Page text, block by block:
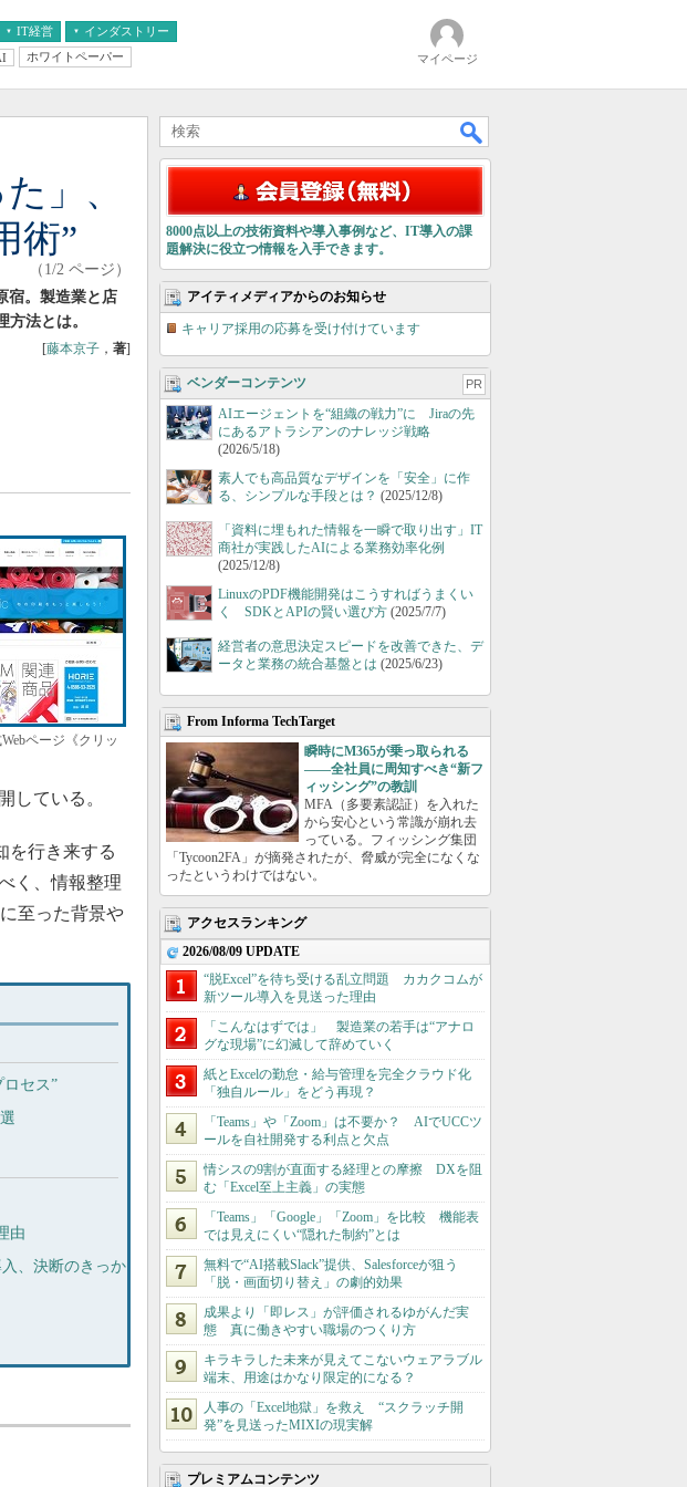
IT経営 インダストリー
ホワイトペーパー マイページ
」、
術”
（1/2 ページ）
宿。製造業と店
法とは。
[藤本京子 ， 著]
ページ《クリッ
している。
を行き来する
く、情報整理
至った背景や
ロセス”
由
、決断のきっか
8000点以上の技術資料や導入事例など、IT導入の課
題解決に役立つ情報を入手できます。
アイティメディアからのお知らせ
キャリア採用の応募を受け付けています
ベンダーコンテンツ PR
AIエージェントを“組織の戦力”に Jiraの先
にあるアトラシアンのナレッジ戦略
(2026/5/18)
素人でも高品質なデザインを「安全」に作
る、シンプルな手段とは？ (2025/12/8)
「資料に埋もれた情報を一瞬で取り出す」IT
商社が実践したAIによる業務効率化例
(2025/12/8)
LinuxのPDF機能開発はこうすればうまくい
く SDKとAPIの賢い選び方 (2025/7/7)
経営者の意思決定スピードを改善できた、デ
ータと業務の統合基盤とは (2025/6/23)
From Informa TechTarget
瞬時にM365が乗っ取られる
――全社員に周知すべき“新フ
ィッシング”の教訓
MFA（多要素認証）を入れた
から安心という常識が崩れ去
っている。フィッシング集団
「Tycoon2FA」が摘発されたが、脅威が完全になくな
ったというわけではない。
アクセスランキング
2026/08/09 UPDATE
“脱Excel”を待ち受ける乱立問題 カカクコムが
新ツール導入を見送った理由
「こんなはずでは」 製造業の若手は“アナロ
グな現場”に幻滅して辞めていく
紙とExcelの勤怠・給与管理を完全クラウド化
「独自ルール」をどう再現？
「Teams」や「Zoom」は不要か？ AIでUCCツ
ールを自社開発する利点と欠点
情シスの9割が直面する経理との摩擦 DXを阻
む「Excel至上主義」の実態
「Teams」「Google」「Zoom」を比較 機能表
では見えにくい“隠れた制約”とは
無料で“AI搭載Slack”提供、Salesforceが狙う
「脱・画面切り替え」の劇的効果
成果より「即レス」が評価されるゆがんだ実
態 真に働きやすい職場のつくり方
キラキラした未来が見えてこないウェアラブル
端末、用途はかなり限定的になる？
人事の「Excel地獄」を救え “スクラッチ開
発”を見送ったMIXIの現実解
プレミアムコンテンツ